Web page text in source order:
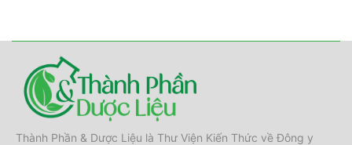
Thành Phần & Dược Liệu là Thư Viện Kiến Thức về Đông y